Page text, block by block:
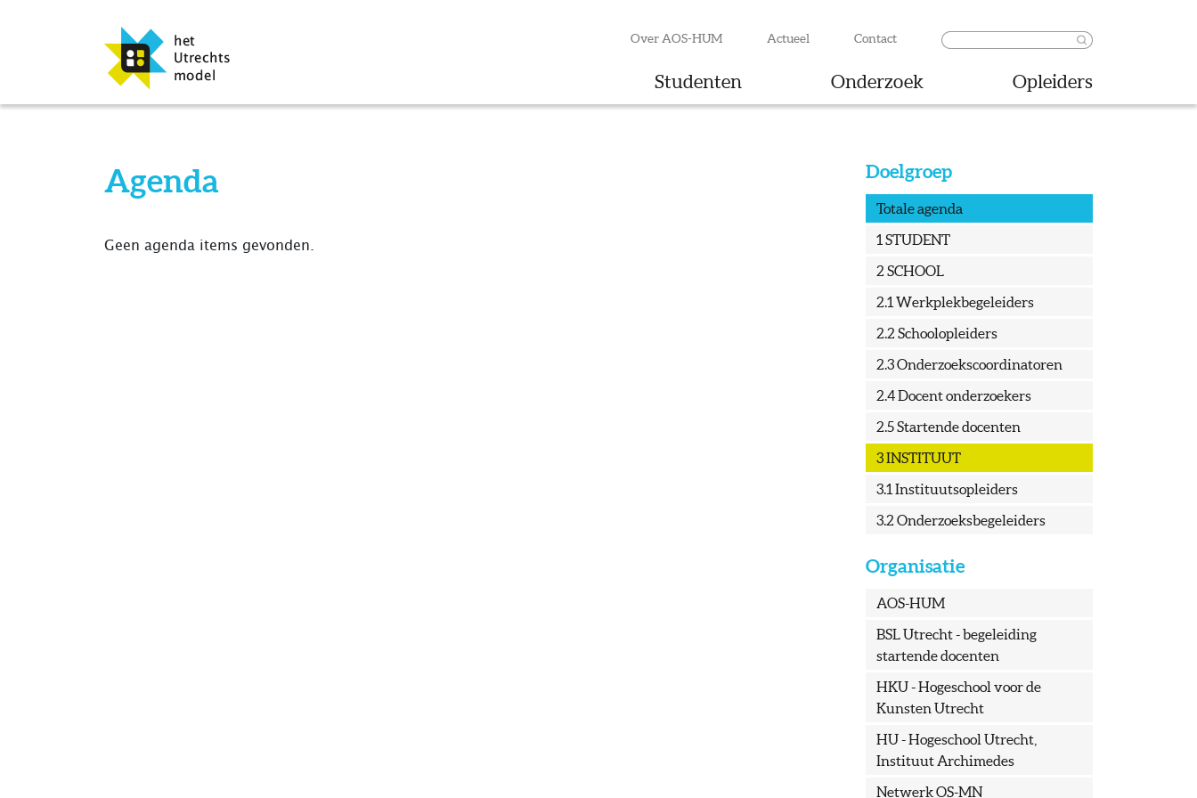
Over AOS-HUM Actueel Contact
Studenten Onderzoek Opleiders
Agenda
Geen agenda items gevonden.
Doelgroep
Totale agenda
1 STUDENT
2 SCHOOL
2.1 Werkplekbegeleiders
2.2 Schoolopleiders
2.3 Onderzoekscoordinatoren
2.4 Docent onderzoekers
2.5 Startende docenten
3 INSTITUUT
3.1 Instituutsopleiders
3.2 Onderzoeksbegeleiders
Organisatie
AOS-HUM
BSL Utrecht - begeleiding
startende docenten
HKU - Hogeschool voor de
Kunsten Utrecht
HU - Hogeschool Utrecht,
Instituut Archimedes
Netwerk OS-MN